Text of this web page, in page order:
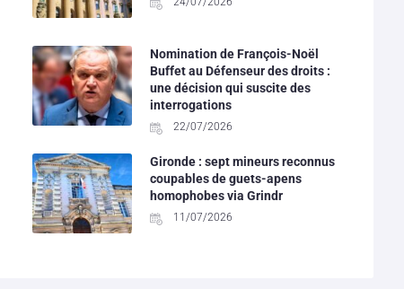
Nomination de François-Noël
Buffet au Défenseur des droits :
une décision qui suscite des
interrogations
22/07/2026
Gironde : sept mineurs reconnus
coupables de guets-apens
homophobes via Grindr
11/07/2026